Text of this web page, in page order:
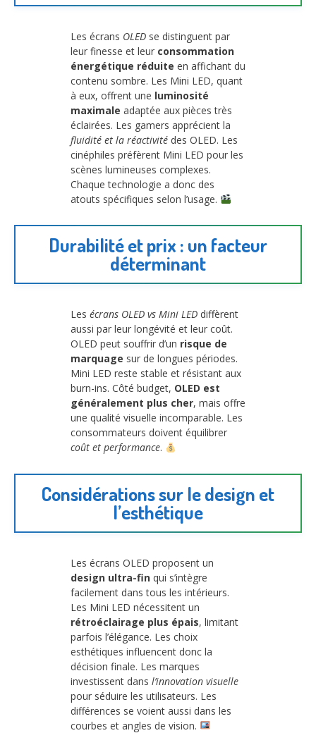
Les écrans OLED se distinguent par
leur finesse et leur consommation
énergétique réduite en affichant du
contenu sombre. Les Mini LED, quant
à eux, offrent une luminosité
maximale adaptée aux pièces très
éclairées. Les gamers apprécient la
fluidité et la réactivité des OLED. Les
cinéphiles préfèrent Mini LED pour les
scènes lumineuses complexes.
Chaque technologie a donc des
atouts spécifiques selon l’usage.
Durabilité et prix : un facteur
déterminant
Les écrans OLED vs Mini LED diffèrent
aussi par leur longévité et leur coût.
OLED peut souffrir d’un risque de
marquage sur de longues périodes.
Mini LED reste stable et résistant aux
burn-ins. Côté budget, OLED est
généralement plus cher, mais offre
une qualité visuelle incomparable. Les
consommateurs doivent équilibrer
coût et performance.
Considérations sur le design et
l’esthétique
Les écrans OLED proposent un
design ultra-fin qui s’intègre
facilement dans tous les intérieurs.
Les Mini LED nécessitent un
rétroéclairage plus épais, limitant
parfois l’élégance. Les choix
esthétiques influencent donc la
décision finale. Les marques
investissent dans l’innovation visuelle
pour séduire les utilisateurs. Les
différences se voient aussi dans les
courbes et angles de vision.